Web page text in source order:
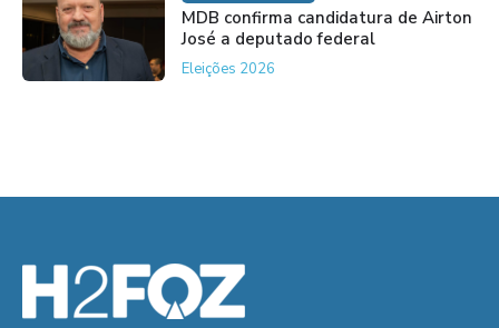
MDB confirma candidatura de Airton
José a deputado federal
Eleições 2026